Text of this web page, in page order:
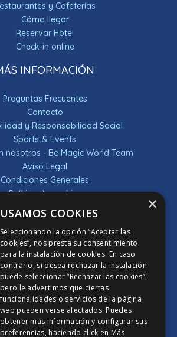
y Cafeterías
Cómo llegar
Reservar Hotel
Check-in online
INFORMACIÓN
Preguntas Frecuentes
Contacto
y Responsabilidad Social
Sports & Events
nosotros - Be Magic World Team
Aviso Legal
Condiciones Generales
Política de cookies
Política de privacidad
Sorteos
DESCUBRE LA APP
PONTIANA THALASSO HOTEL
APP HOTEL MAGIC SPORTS
APP HOTEL MAGIC GAMES
APP HOTEL MAGIC FANTASY
APP HOTEL MAGIC INN
×
USAMOS COOKIES
Seleccionando la opción “Aceptar las
cookies”, nos presta su consentimiento
para la instalación de cookies. En caso
contrario, si desea rechazar la instalación
puede seleccionar “Rechazar las cookies”,
pero le advertimos que ciertas
funcionalidades o servicios de la página
web pueden verse afectados. Puedes
obtener más información y configurar sus
preferencias, haciendo click en Más